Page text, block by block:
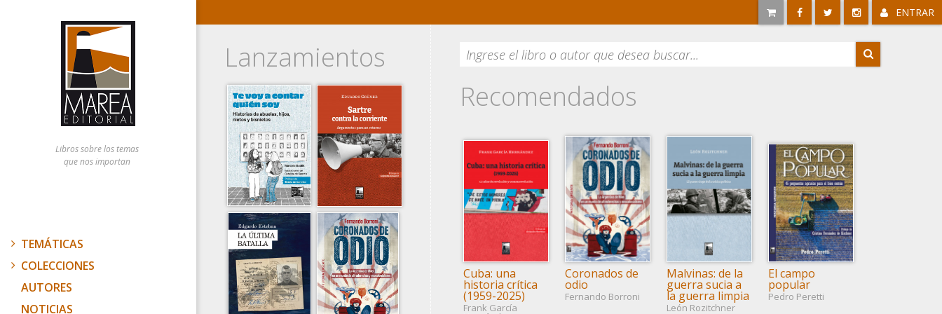
Libros sobre los temas
que nos importan
TEMÁTICAS
COLECCIONES
AUTORES
NOTICIAS
ENTRAR
Lanzamientos
Recomendados
Cuba: una
historia crítica
(1959-2025)
Frank García
Coronados de
odio
Fernando Borroni
Malvinas: de la
guerra sucia a
la guerra limpia
León Rozitchner
El campo
popular
Pedro Peretti